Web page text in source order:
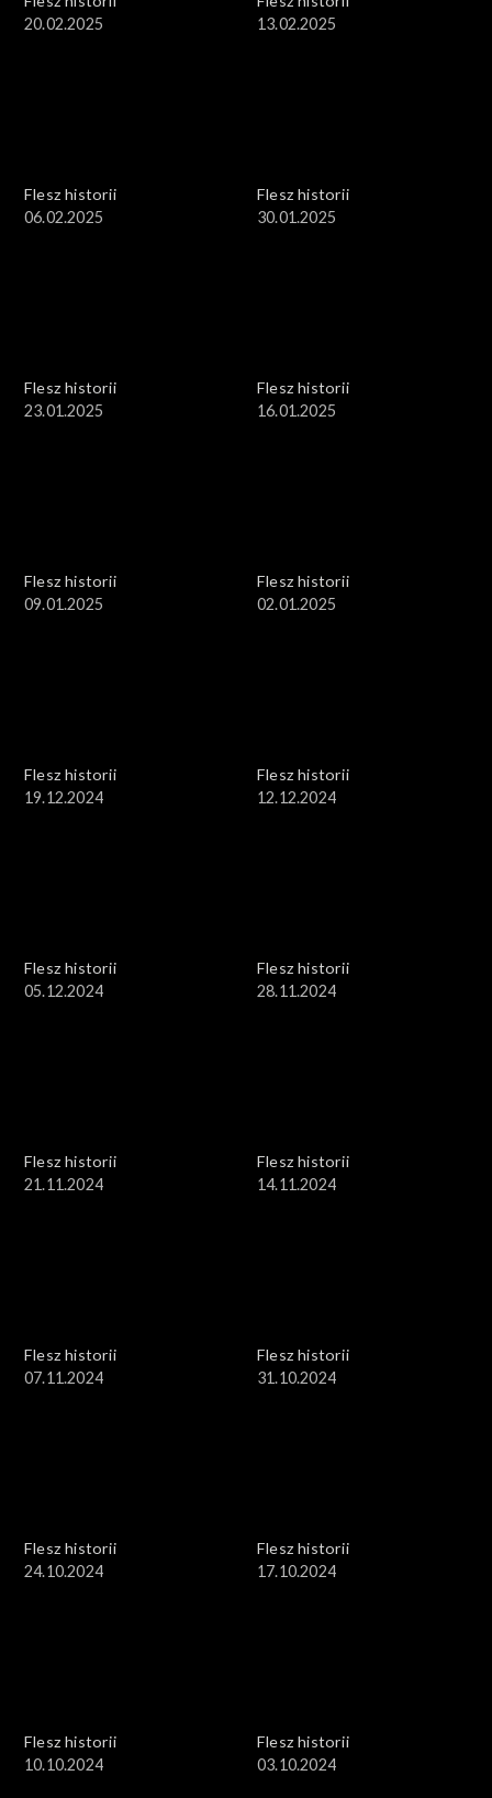
20.02.2025
13.02.2025
Flesz historii
06.02.2025
Flesz historii
30.01.2025
Flesz historii
23.01.2025
Flesz historii
16.01.2025
Flesz historii
09.01.2025
Flesz historii
02.01.2025
Flesz historii
19.12.2024
Flesz historii
12.12.2024
Flesz historii
05.12.2024
Flesz historii
28.11.2024
Flesz historii
21.11.2024
Flesz historii
14.11.2024
Flesz historii
07.11.2024
Flesz historii
31.10.2024
Flesz historii
24.10.2024
Flesz historii
17.10.2024
Flesz historii
10.10.2024
Flesz historii
03.10.2024